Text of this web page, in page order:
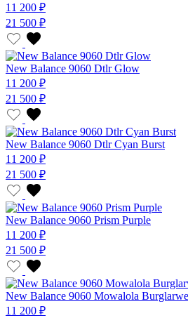
11 200 ₽
21 500 ₽
New Balance 9060 Dtlr Glow
11 200 ₽
21 500 ₽
New Balance 9060 Dtlr Cyan Burst
11 200 ₽
21 500 ₽
New Balance 9060 Prism Purple
11 200 ₽
21 500 ₽
New Balance 9060 Mowalola
11 200 ₽